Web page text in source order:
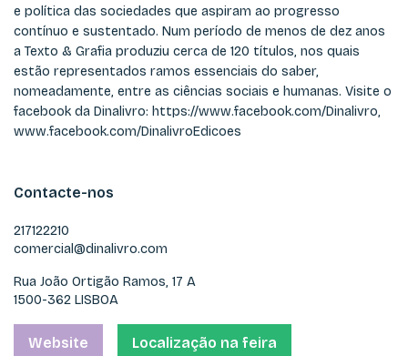
e política das sociedades que aspiram ao progresso
contínuo e sustentado. Num período de menos de dez anos
a Texto & Grafia produziu cerca de 120 títulos, nos quais
estão representados ramos essenciais do saber,
nomeadamente, entre as ciências sociais e humanas. Visite o
facebook da Dinalivro: https://www.facebook.com/Dinalivro,
www.facebook.com/DinalivroEdicoes
Contacte-nos
217122210
comercial@dinalivro.com
Rua João Ortigão Ramos, 17 A
1500-362 LISBOA
Website Localização na feira